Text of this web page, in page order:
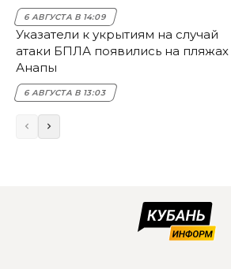
6 АВГУСТА В 14:09
Указатели к укрытиям на случай
атаки БПЛА появились на пляжах
Анапы
6 АВГУСТА В 13:03